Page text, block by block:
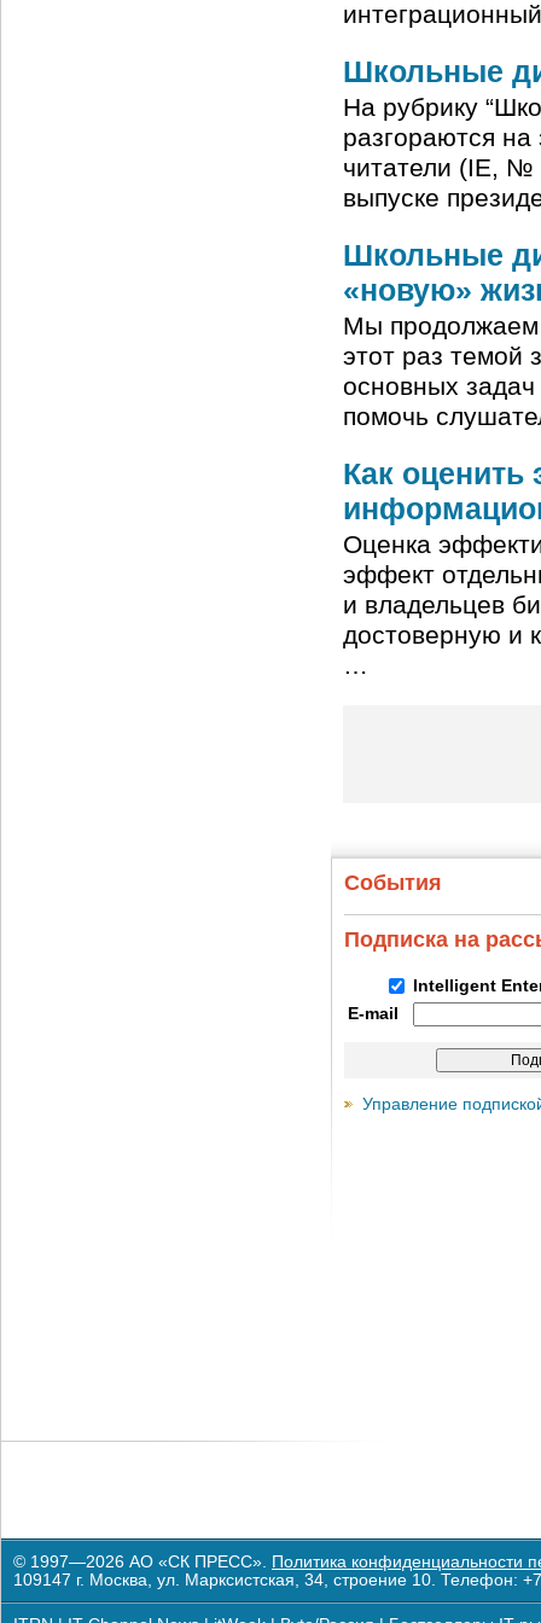
Школьные
На рубрику
разгораются
читатели (IE,
выпуске
Школьные
«новую»
Мы продолжаем
этот раз темой
основных
помочь
Как
Оценка
эффект
и владельцев
достоверную и
…
События
Подписка на
Intelligent
E-mail
Управление
© 1997—2026 АО «СК ПРЕСС». Политика конфиденциальности
109147 г. Москва, ул. Марксистская, 34, строение 10. Телефон: